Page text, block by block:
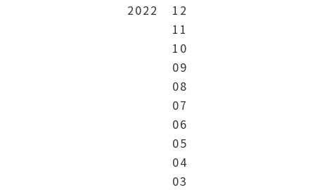
2022
12
11
10
09
08
07
06
05
04
03